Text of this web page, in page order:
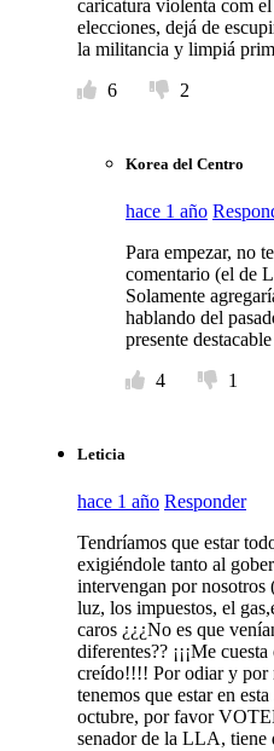
caricatura violenta com
elecciones, dejá de
la militancia y limpiá
6
2
Korea del Centro
hace 1 año
Para empezar, no
comentario (el de
Solamente
hablando del
presente
4
1
Leticia
hace 1 año Responder
Tendríamos que estar
exigiéndole tanto al
intervengan por nosotros
luz, los impuestos, el
caros ¿¿¿No es que
diferentes?? ¡¡¡Me
creído!!!! Por odiar y por
tenemos que estar en
octubre, por favor
senador de la LLA, tiene